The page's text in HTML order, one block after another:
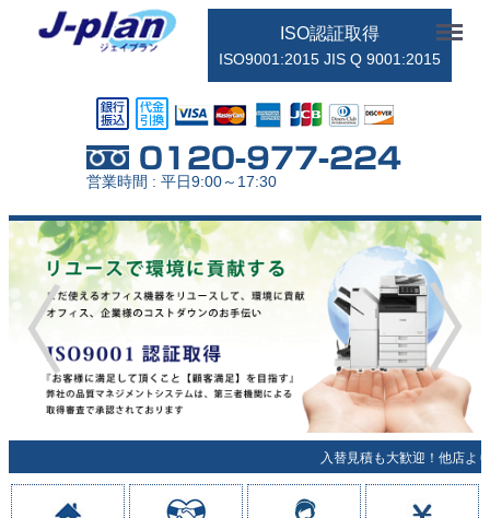
ISO認証取得
ISO9001:2015 JIS Q 9001:2015
営業時間 : 平日9:00～17:30
入替見積も大歓迎！他店より1円でも
Menu